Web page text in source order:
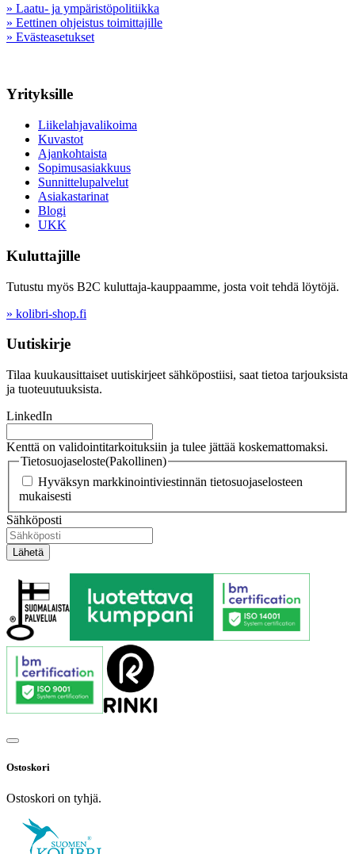
» Laatu- ja ympäristöpolitiikka
» Eettinen ohjeistus toimittajille
» Evästeasetukset
Yrityksille
Liikelahjavalikoima
Kuvastot
Ajankohtaista
Sopimusasiakkuus
Sunnittelupalvelut
Asiakastarinat
Blogi
UKK
Kuluttajille
Tutustu myös B2C kuluttaja-kauppaamme, josta voit tehdä löytöjä.
» kolibri-shop.fi
Uutiskirje
Tilaa kuukausittaiset uutiskirjeet sähköpostiisi, saat tietoa tarjouksista
ja tuoteuutuuksista.
LinkedIn
Kenttä on validointitarkoituksiin ja tulee jättää koskemattomaksi.
Tietosuojaseloste(Pakollinen)
Hyväksyn markkinointiviestinnän tietosuojaselosteen
mukaisesti
Sähköposti
Ostoskori
Ostoskori on tyhjä.